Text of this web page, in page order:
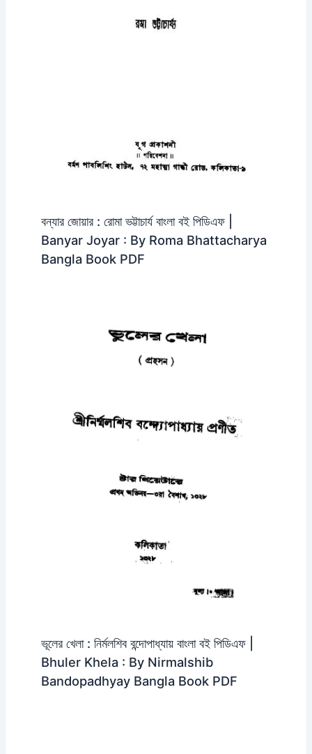
বন্যার জোয়ার : রোমা ভট্টাচার্য বাংলা বই পিডিএফ |
Banyar Joyar : By Roma Bhattacharya
Bangla Book PDF
ভূলের খেলা : নির্মলশিব বন্দোপাধ্যায় বাংলা বই পিডিএফ |
Bhuler Khela : By Nirmalshib
Bandopadhyay Bangla Book PDF